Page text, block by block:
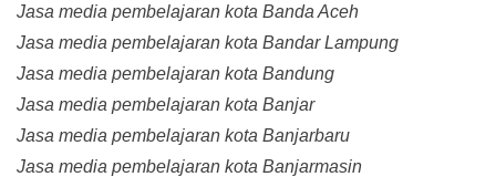
Jasa media pembelajaran kota Banda Aceh
Jasa media pembelajaran kota Bandar Lampung
Jasa media pembelajaran kota Bandung
Jasa media pembelajaran kota Banjar
Jasa media pembelajaran kota Banjarbaru
Jasa media pembelajaran kota Banjarmasin